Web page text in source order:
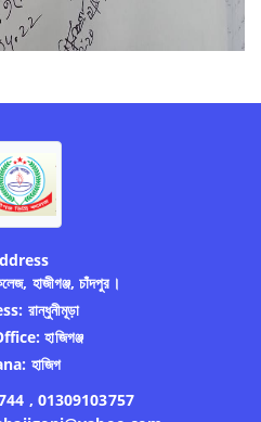
হাজীগঞ্জ, চাঁদপুর।
রান্ধুনীমূড়া
হাজিগঞ্জ
হাজিগ
, 01309103757